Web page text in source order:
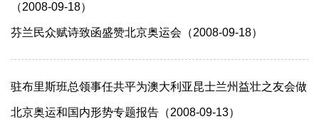
（2008-09-18）
芬兰民众赋诗致函盛赞北京奥运会（2008-09-18）
驻布里斯班总领事任共平为澳大利亚昆士兰州益壮之友会做
北京奥运和国内形势专题报告（2008-09-13）